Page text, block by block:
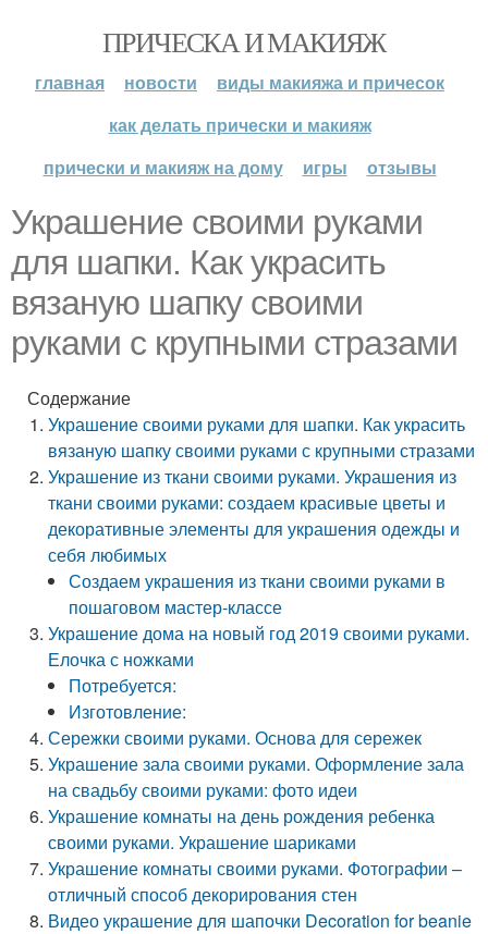
ПРИЧЕСКА И МАКИЯЖ
главная новости
виды макияжа и причесок
как делать прически и макияж
прически и макияж на дому
игры отзывы
Украшение своими руками
для шапки. Как украсить
вязаную шапку своими
руками с крупными стразами
Содержание
Украшение своими руками для шапки. Как украсить
вязаную шапку своими руками с крупными стразами
Украшение из ткани своими руками. Украшения из
ткани своими руками: создаем красивые цветы и
декоративные элементы для украшения одежды и
себя любимых
Создаем украшения из ткани своими руками в
пошаговом мастер-классе
Украшение дома на новый год 2019 своими руками.
Елочка с ножками
Потребуется:
Изготовление:
Сережки своими руками. Основа для сережек
Украшение зала своими руками. Оформление зала
на свадьбу своими руками: фото идеи
Украшение комнаты на день рождения ребенка
своими руками. Украшение шариками
Украшение комнаты своими руками. Фотографии –
отличный способ декорирования стен
Видео украшение для шапочки Decoration for beanie